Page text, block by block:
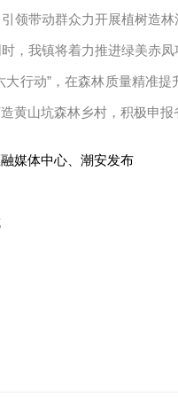
领带动群众力开展植树造
，我镇将着力推进绿美赤
大行动”，在森林质量精准
黄山坑森林乡村，积极申
媒体中心、潮安发布